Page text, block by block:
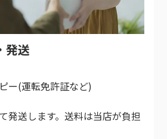
発送
ー(運転免許証など)
発送します。送料は当店が負担